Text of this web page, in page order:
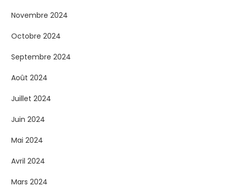
Novembre 2024
Octobre 2024
Septembre 2024
Août 2024
Juillet 2024
Juin 2024
Mai 2024
Avril 2024
Mars 2024